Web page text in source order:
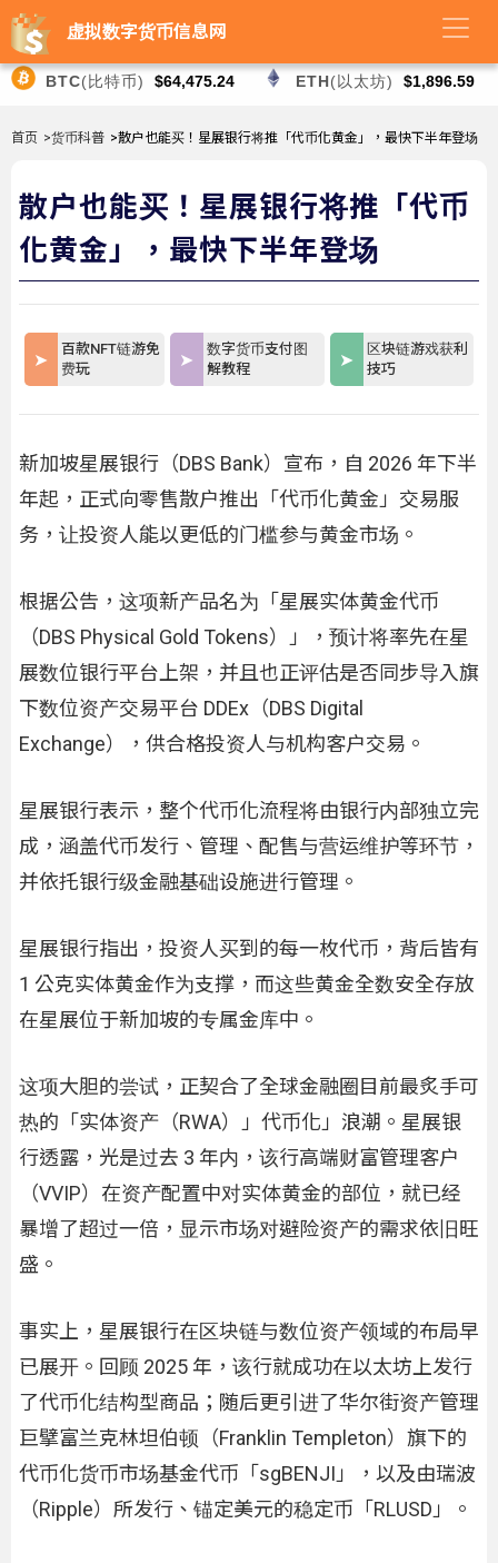
虚拟数字货币信息网
BTC(比特币) $64,475.24 ETH(以太坊) $1,896.59
首页 >货币科普 >散户也能买！星展银行将推「代币化黄金」，最快下半年登场
散户也能买！星展银行将推「代币
化黄金」，最快下半年登场
百款NFT链游免
费玩
数字货币支付图
解教程
区块链游戏获利
技巧
新加坡星展银行（DBS Bank）宣布，自 2026 年下半
年起，正式向零售散户推出「代币化黄金」交易服
务，让投资人能以更低的门槛参与黄金市场。
根据公告，这项新产品名为「星展实体黄金代币
（DBS Physical Gold Tokens）」，预计将率先在星
展数位银行平台上架，并且也正评估是否同步导入旗
下数位资产交易平台 DDEx（DBS Digital
Exchange），供合格投资人与机构客户交易。
星展银行表示，整个代币化流程将由银行内部独立完
成，涵盖代币发行、管理、配售与营运维护等环节，
并依托银行级金融基础设施进行管理。
星展银行指出，投资人买到的每一枚代币，背后皆有
1 公克实体黄金作为支撑，而这些黄金全数安全存放
在星展位于新加坡的专属金库中。
这项大胆的尝试，正契合了全球金融圈目前最炙手可
热的「实体资产（RWA）」代币化」浪潮。星展银
行透露，光是过去 3 年内，该行高端财富管理客户
（VVIP）在资产配置中对实体黄金的部位，就已经
暴增了超过一倍，显示市场对避险资产的需求依旧旺
盛。
事实上，星展银行在区块链与数位资产领域的布局早
已展开。回顾 2025 年，该行就成功在以太坊上发行
了代币化结构型商品；随后更引进了华尔街资产管理
巨擘富兰克林坦伯顿（Franklin Templeton）旗下的
代币化货币市场基金代币「sgBENJI」，以及由瑞波
（Ripple）所发行、锚定美元的稳定币「RLUSD」。